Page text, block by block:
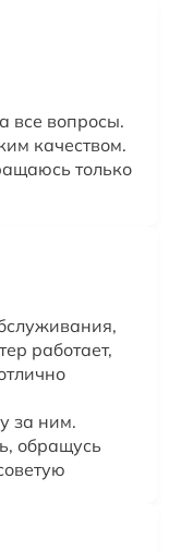
все вопросы.
качеством.
только
работает,
за ним.
обращусь